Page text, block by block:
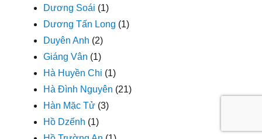
Dương Soái (1)
Dương Tấn Long (1)
Duyên Anh (2)
Giáng Vân (1)
Hà Huyền Chi (1)
Hà Đình Nguyên (21)
Hàn Mặc Tử (3)
Hồ Dzếnh (1)